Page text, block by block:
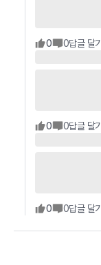
0 0답글 달기
0 0답글 달기
0 0답글 달기